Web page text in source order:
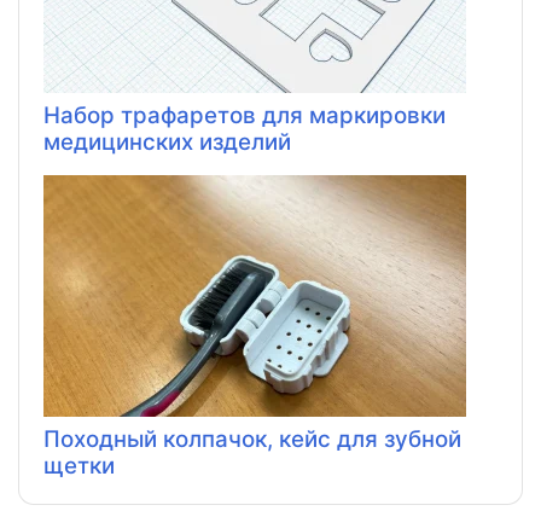
Набор трафаретов для маркировки
медицинских изделий
Походный колпачок, кейс для зубной
щетки